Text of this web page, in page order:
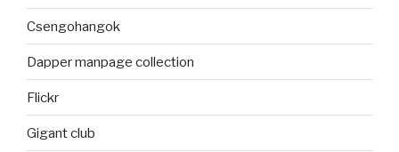
Csengohangok
Dapper manpage collection
Flickr
Gigant club